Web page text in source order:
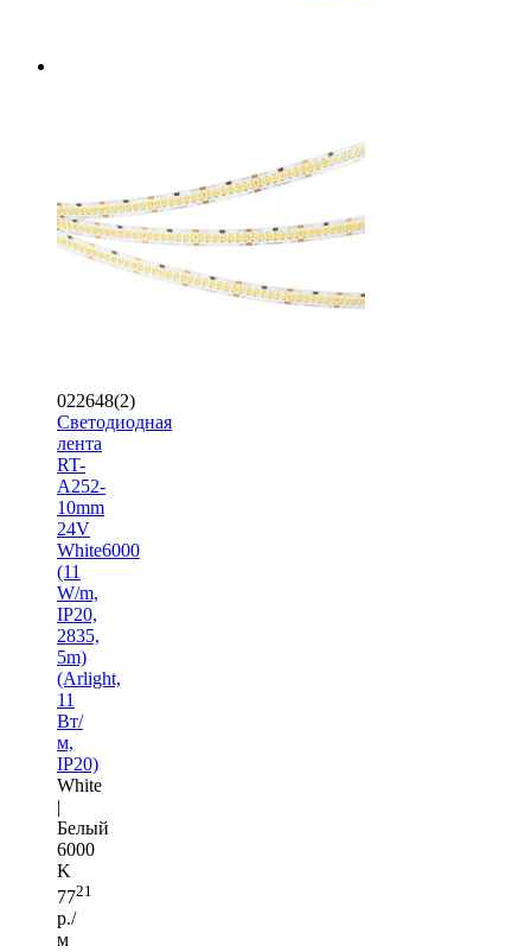
022648(2)
Светодиодная
лента
RT-
A252-
10mm
24V
White6000
(11
W/m,
IP20,
2835,
5m)
(Arlight,
11
Вт/
м,
IP20)
White
|
Белый
6000
K
7721
р./
м